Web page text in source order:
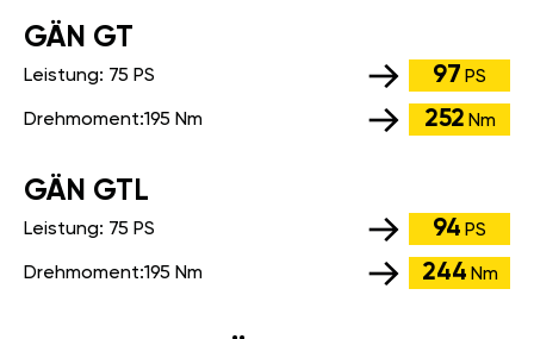
GÄN GT
Leistung: 75 PS 97 PS
Drehmoment:195 Nm 252 Nm
GÄN GTL
Leistung: 75 PS 94 PS
Drehmoment:195 Nm 244 Nm